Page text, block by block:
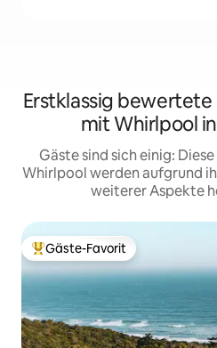
Erstklassig
mit Whirlpool
Gäste sind sich einig:
Whirlpool werden aufgrund
weiterer Aspekte
Beliebter Gäste-Favorit.
Gäste-Favorit